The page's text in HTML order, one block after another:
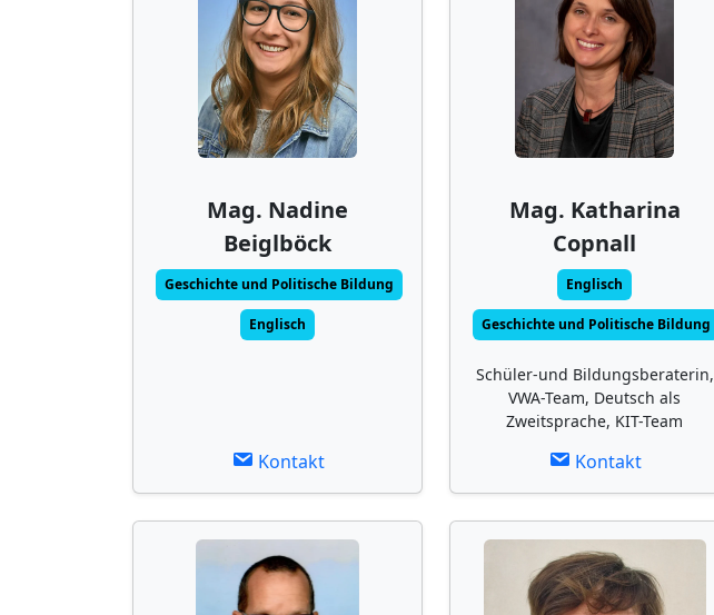
Mag. Nadine
Beiglböck
Geschichte und Politische Bildung
Englisch
Kontakt
Mag. Katharina
Copnall
Englisch
Geschichte und Politische Bildung
Schüler-und Bildungsberaterin,
VWA-Team, Deutsch als
Zweitsprache, KIT-Team
Kontakt